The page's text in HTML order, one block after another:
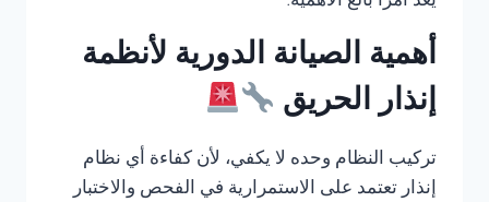
أهمية الصيانة الدورية لأنظمة
إنذار الحريق
تركيب النظام وحده لا يكفي، لأن كفاءة أي نظام
إنذار تعتمد على الاستمرارية في الفحص والاختبار